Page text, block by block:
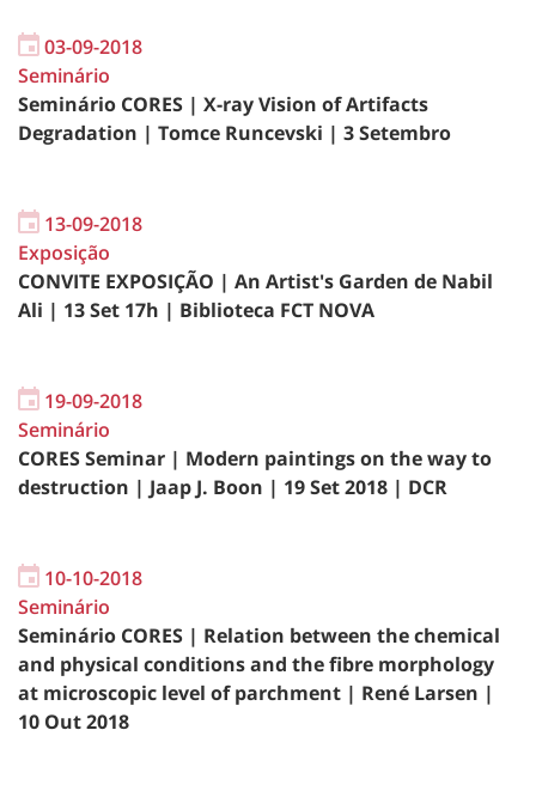
03-09-2018
Seminário
Seminário CORES | X-ray Vision of Artifacts
Degradation | Tomce Runcevski | 3 Setembro
13-09-2018
Exposição
CONVITE EXPOSIÇÃO | An Artist's Garden de Nabil
Ali | 13 Set 17h | Biblioteca FCT NOVA
19-09-2018
Seminário
CORES Seminar | Modern paintings on the way to
destruction | Jaap J. Boon | 19 Set 2018 | DCR
10-10-2018
Seminário
Seminário CORES | Relation between the chemical
and physical conditions and the fibre morphology
at microscopic level of parchment | René Larsen |
10 Out 2018